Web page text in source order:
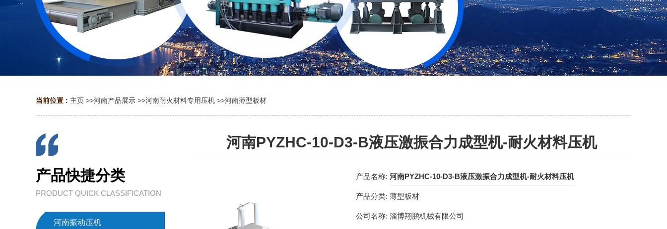
当前位置 : 主页 >>河南产品展示 >>河南耐火材料专用压机 >>河南薄型板材
产品快捷分类
PRODUCT QUICK CLASSIFICATION
河南振动压机
河南PYZHC-10-D3-B液压激振合力成型机-耐火材料压机
产品名称: 河南PYZHC-10-D3-B液压激振合力成型机-耐火材料压机
产品分类: 薄型板材
公司名称: 淄博翔鹏机械有限公司